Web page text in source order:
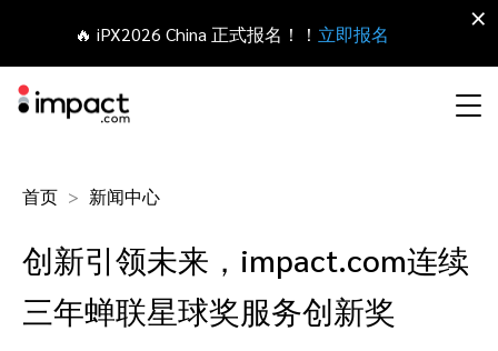
合作伙伴营销管理平台
拓展 招募 签约 支付
追踪 参与
网红营销
联盟营销
推荐营销
合作伙伴入门
网盟合作伙伴联盟
网红合作伙伴
Agency partners
Agency directory
Technology partners
资源概括
干货文章
出海生态观察
关于impact.com
加入impact.com
新闻中心
English
日本語
Italiano
🔥 iPX2026 China 正式报名！！ 立即报名
×
首页 新闻中心
创新引领未来，impact.com连续
三年蝉联星球奖服务创新奖